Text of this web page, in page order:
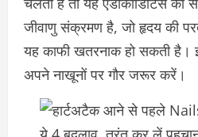
जीवाणु संक्रमण है, जो हृदय की
यह काफी खतरनाक हो सकती है।
अपने नाखूनों पर गौर जरूर करें।